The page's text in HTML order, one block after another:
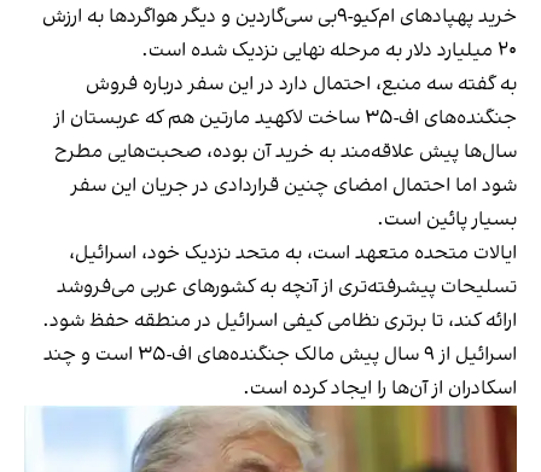
خرید پهپادهای ام‌کیو-۹بی‌ سی‌گاردین و دیگر هواگردها به ارزش
۲۰ میلیارد دلار به مرحله نهایی نزدیک شده است.
به گفته سه منبع، احتمال دارد در این سفر درباره فروش
جنگنده‌های اف-۳۵ ساخت لاکهید مارتین هم که عربستان از
سال‌ها پیش علاقه‌مند به خرید آن بوده، صحبت‌هایی مطرح
شود اما احتمال امضای چنین قراردادی در جریان این سفر
بسیار پائین است.
ایالات متحده متعهد است، به متحد نزدیک خود، اسرائیل،
تسلیحات پیشرفته‌تری از آنچه به کشورهای عربی می‌فروشد
ارائه کند، تا برتری نظامی کیفی اسرائیل در منطقه حفظ شود.
اسرائیل از ۹ سال پیش مالک جنگنده‌های اف-۳۵ است و چند
اسکادران از آن‌ها را ایجاد کرده است.